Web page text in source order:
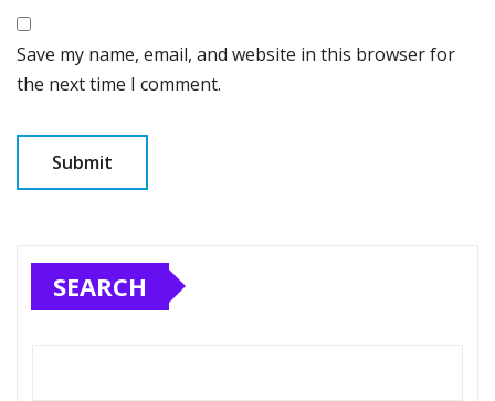
Save my name, email, and website in this browser for
the next time I comment.
SEARCH